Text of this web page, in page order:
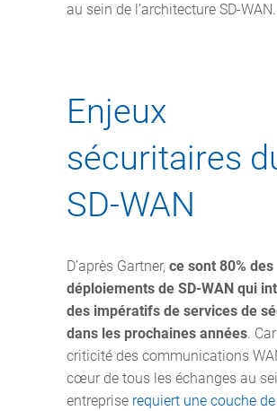
au sein de l’architecture SD-WAN.
Enjeux
sécuritaires
SD-WAN
D’après Gartner, ce sont 80% des
déploiements de SD-WAN qui
des impératifs de services de
dans les prochaines années.
criticité des communications
cœur de tous les échanges au
entreprise requiert une couche